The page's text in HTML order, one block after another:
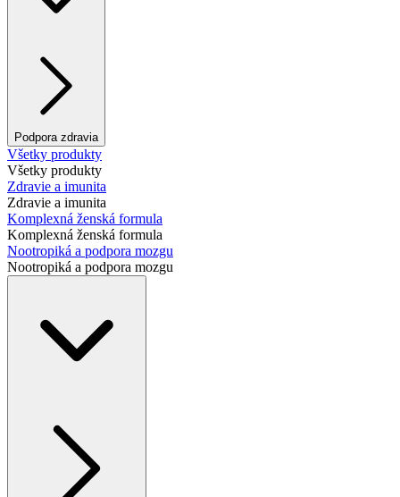
Podpora zdravia
Všetky produkty
Všetky produkty
Zdravie a imunita
Zdravie a imunita
Komplexná ženská formula
Komplexná ženská formula
Nootropiká a podpora mozgu
Nootropiká a podpora mozgu